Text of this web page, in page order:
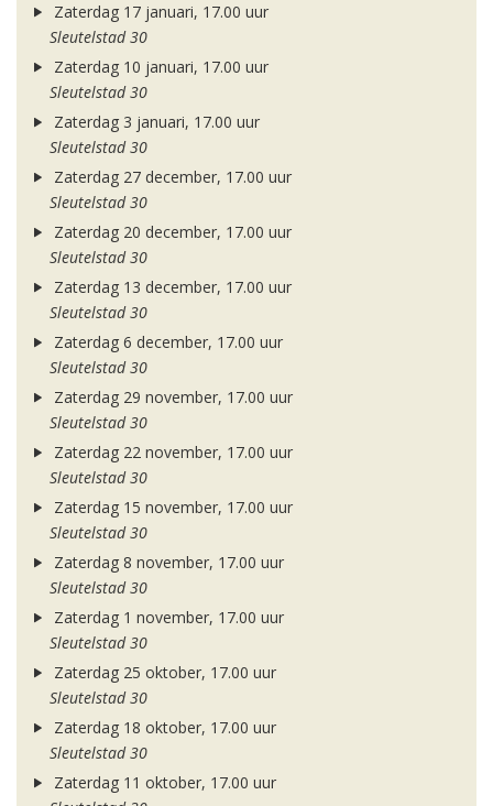
Zaterdag 17 januari, 17.00 uur
Sleutelstad 30
Zaterdag 10 januari, 17.00 uur
Sleutelstad 30
Zaterdag 3 januari, 17.00 uur
Sleutelstad 30
Zaterdag 27 december, 17.00 uur
Sleutelstad 30
Zaterdag 20 december, 17.00 uur
Sleutelstad 30
Zaterdag 13 december, 17.00 uur
Sleutelstad 30
Zaterdag 6 december, 17.00 uur
Sleutelstad 30
Zaterdag 29 november, 17.00 uur
Sleutelstad 30
Zaterdag 22 november, 17.00 uur
Sleutelstad 30
Zaterdag 15 november, 17.00 uur
Sleutelstad 30
Zaterdag 8 november, 17.00 uur
Sleutelstad 30
Zaterdag 1 november, 17.00 uur
Sleutelstad 30
Zaterdag 25 oktober, 17.00 uur
Sleutelstad 30
Zaterdag 18 oktober, 17.00 uur
Sleutelstad 30
Zaterdag 11 oktober, 17.00 uur